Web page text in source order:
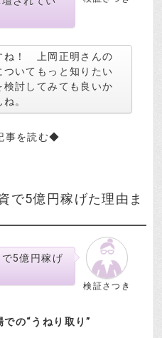
ね！ 上岡正明さんの
ついてもっと知りたい
検討してみても良いか
。
事を読む◆
で5億円稼げた理由ま
検証さつき
で5億円稼げ
の“うねり取り”